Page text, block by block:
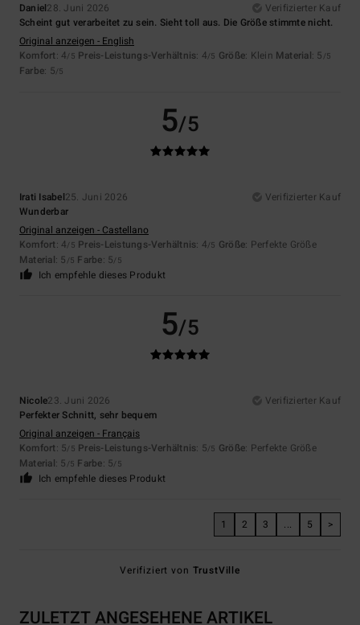
Daniel28. Juni 2026
Verifizierter Kauf
Scheint gut verarbeitet zu sein. Sieht toll aus. Die Größe stimmte nicht.
Original anzeigen - English
Komfort: 4/5 Preis-Leistungs-Verhältnis: 4/5 Größe: Klein Material: 5 /5
Farbe: 5/5
5/5
Irati Isabel25. Juni 2026
Verifizierter Kauf
Wunderbar
Original anzeigen - Castellano
Komfort: 4/5 Preis-Leistungs-Verhältnis: 4/5 Größe: Perfekte Größe
Material: 5 /5 Farbe: 5/5
Ich empfehle dieses Produkt
5/5
Nicole23. Juni 2026
Verifizierter Kauf
Perfekter Schnitt, sehr bequem
Original anzeigen - Français
Komfort: 5/5 Preis-Leistungs-Verhältnis: 5/5 Größe: Perfekte Größe
Material: 5 /5 Farbe: 5/5
Ich empfehle dieses Produkt
1 2 3 ... 5 >
Verifiziert von TrustVille
ZULETZT ANGESEHENE ARTIKEL